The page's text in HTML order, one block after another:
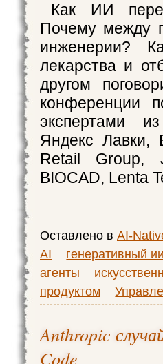
Как ИИ
Почему между
инженерии?
лекарства и
другом
конференции
экспертами
Яндекс Лавки,
Retail Group,
BIOCAD, Lenta
Оставлено в AI-
AI
генеративный ии
агенты
продуктом
Anthropic
Code